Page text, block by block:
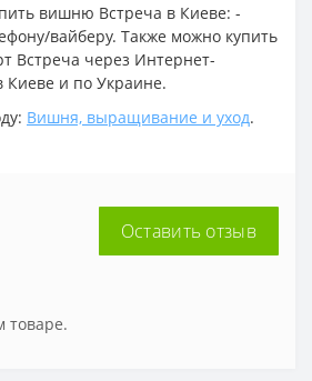
вишню Встреча в Киеве: -
вайберу. Также можно купить
Встреча через Интернет-
Киеве и по Украине.
Вишня, выращивание и уход.
Оставить отзыв
товаре.